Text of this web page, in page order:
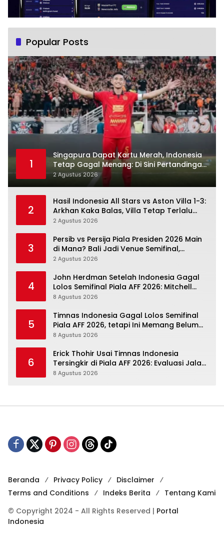
Popular Posts
1
Singapura Dapat Kartu Merah, Indonesia
Tetap Gagal Menang: Di Sini Pertandingan
Berbelok
2 Agustus 2026
2
Hasil Indonesia All Stars vs Aston Villa 1-3:
Arkhan Kaka Balas, Villa Tetap Terlalu
Rapi
2 Agustus 2026
3
Persib vs Persija Piala Presiden 2026 Main
di Mana? Bali Jadi Venue Semifinal,
Ritmenya Beda
2 Agustus 2026
4
John Herdman Setelah Indonesia Gagal
Lolos Semifinal Piala AFF 2026: Mitchell
Baker Menjanjikan, Pemain Senior Terpukul
8 Agustus 2026
5
Timnas Indonesia Gagal Lolos Semifinal
Piala AFF 2026, tetapi Ini Memang Belum
Garis Akhir
8 Agustus 2026
6
Erick Thohir Usai Timnas Indonesia
Tersingkir di Piala AFF 2026: Evaluasi Jalan,
Agenda Berikutnya Menunggu
8 Agustus 2026
Beranda Privacy Policy
Disclaimer
Terms and Conditions
Indeks Berita
Tentang Kami
© Copyright 2024 - All Rights Reserved | Portal
Indonesia